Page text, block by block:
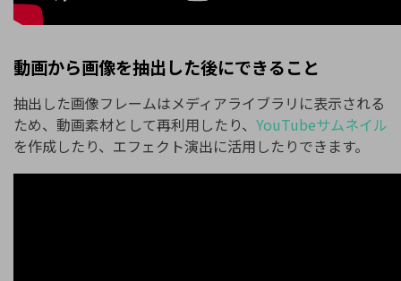
動画から画像を抽出した後にできること
抽出した画像フレームはメディアライブラリに表示される
ため、動画素材として再利用したり、 YouTubeサムネイル
を作成したり、エフェクト演出に活用したりできます。